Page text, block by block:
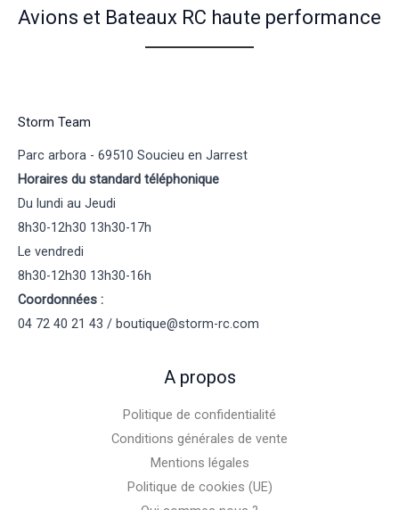
Avions et Bateaux RC haute performance
Storm Team
Parc arbora - 69510 Soucieu en Jarrest
Horaires du standard téléphonique
Du lundi au Jeudi
8h30-12h30 13h30-17h
Le vendredi
8h30-12h30 13h30-16h
Coordonnées :
04 72 40 21 43 / boutique@storm-rc.com
A propos
Politique de confidentialité
Conditions générales de vente
Mentions légales
Politique de cookies (UE)